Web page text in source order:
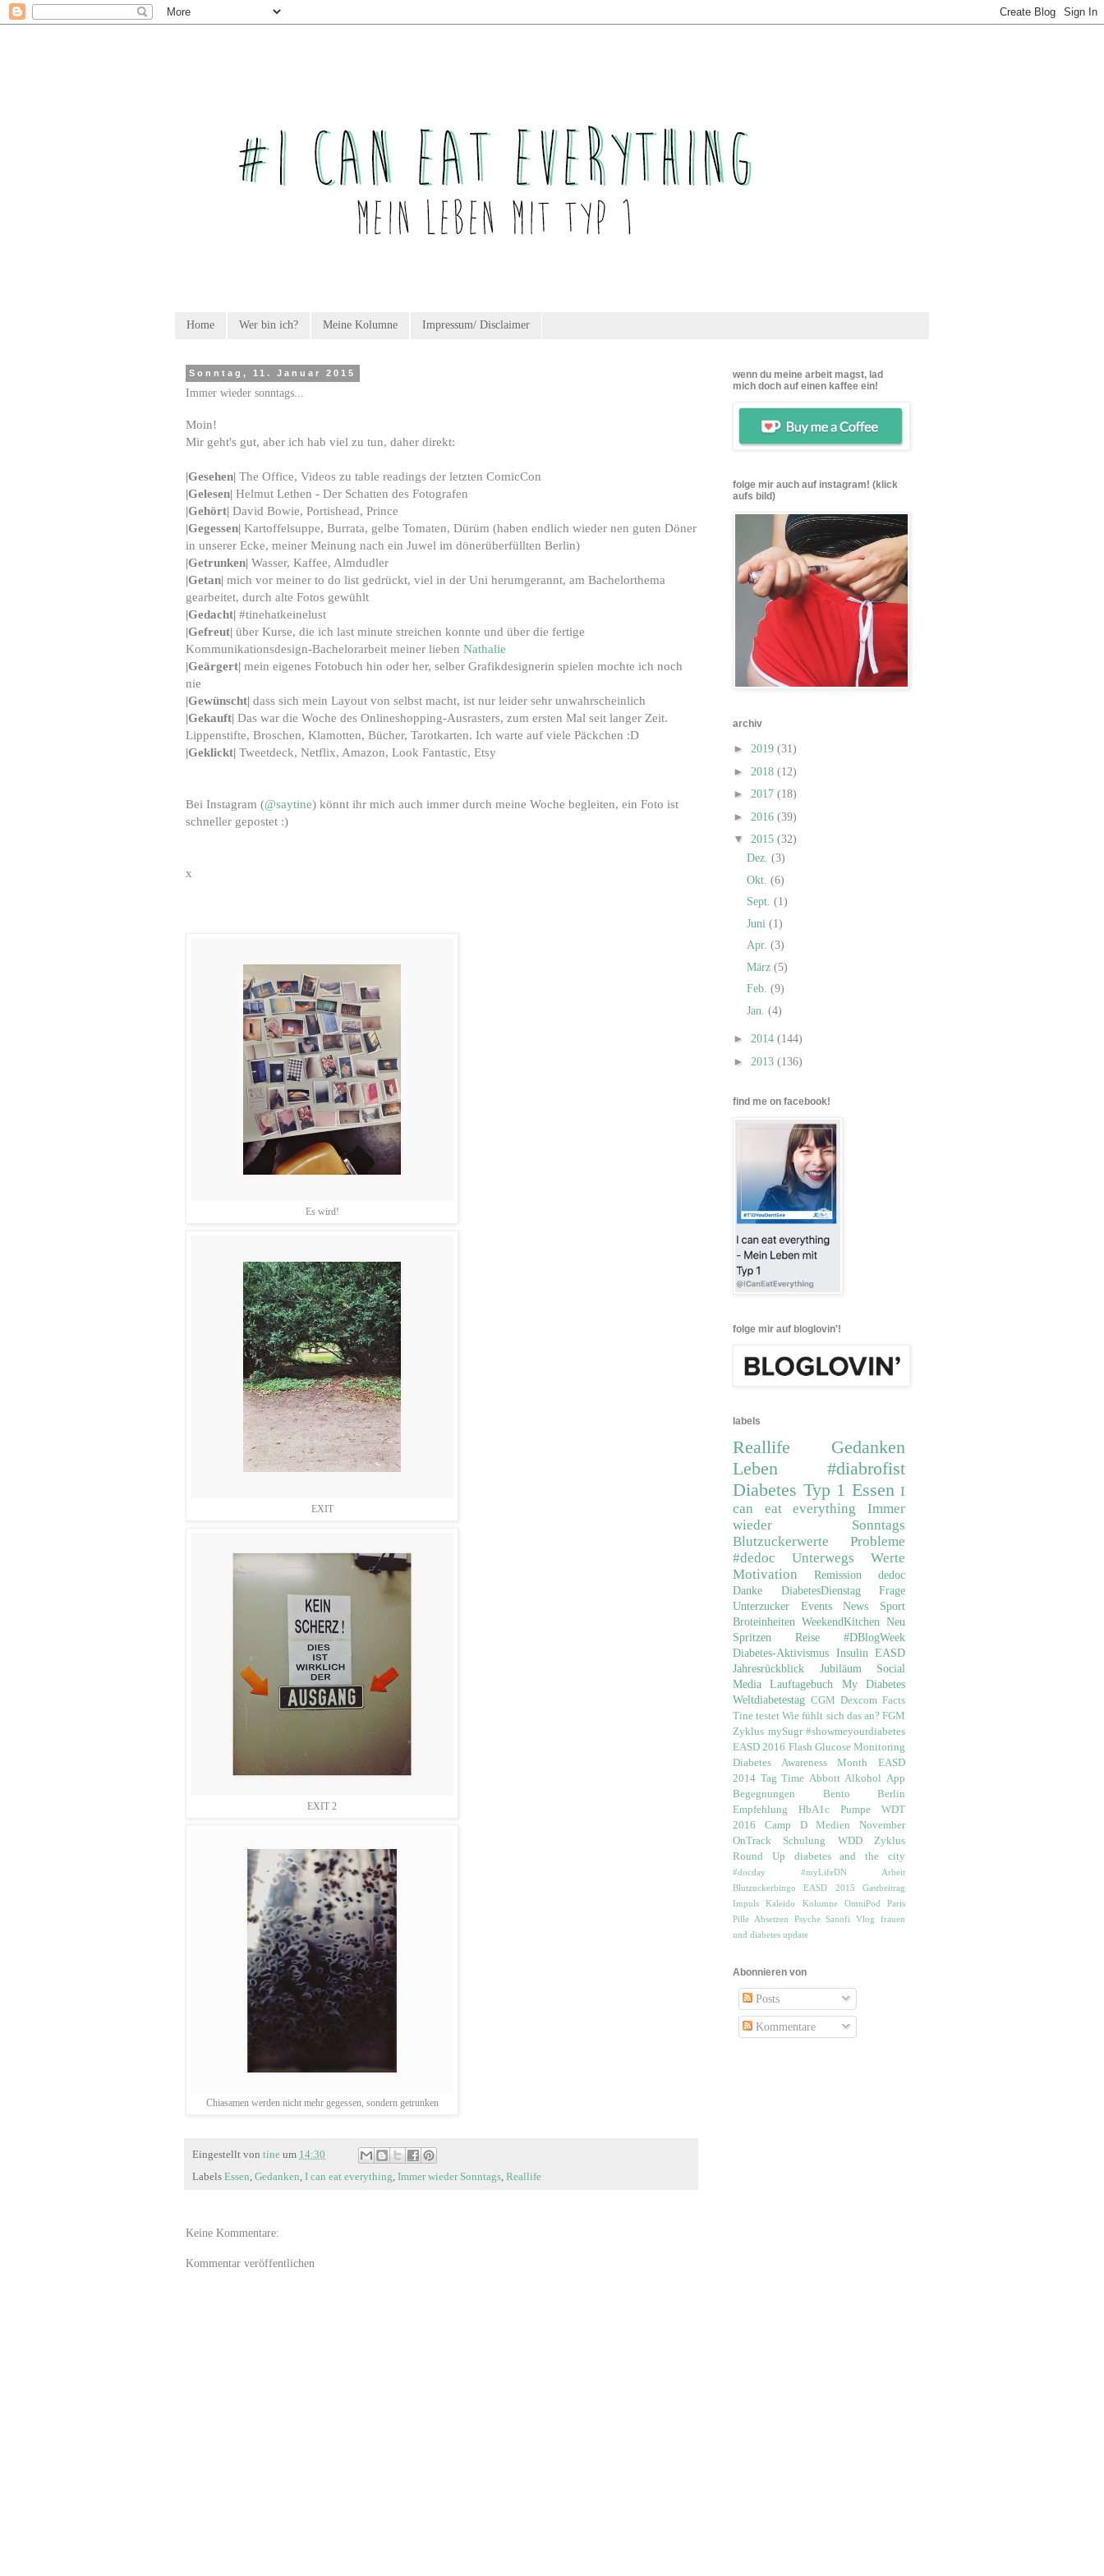
Home Wer bin ich? Meine Kolumne Impressum/ Disclaimer
Sonntag, 11. Januar 2015
Immer wieder sonntags...
Moin!
Mir geht's gut, aber ich hab viel zu tun, daher direkt:
|Gesehen| The Office, Videos zu table readings der letzten ComicCon
|Gelesen| Helmut Lethen - Der Schatten des Fotografen
|Gehört| David Bowie, Portishead, Prince
|Gegessen| Kartoffelsuppe, Burrata, gelbe Tomaten, Dürüm (haben endlich wieder nen guten Döner
in unserer Ecke, meiner Meinung nach ein Juwel im dönerüberfüllten Berlin)
|Getrunken| Wasser, Kaffee, Almdudler
|Getan| mich vor meiner to do list gedrückt, viel in der Uni herumgerannt, am Bachelorthema
gearbeitet, durch alte Fotos gewühlt
|Gedacht| #tinehatkeinelust
|Gefreut| über Kurse, die ich last minute streichen konnte und über die fertige
Kommunikationsdesign-Bachelorarbeit meiner lieben Nathalie
|Geärgert| mein eigenes Fotobuch hin oder her, selber Grafikdesignerin spielen mochte ich noch
nie
|Gewünscht| dass sich mein Layout von selbst macht, ist nur leider sehr unwahrscheinlich
|Gekauft| Das war die Woche des Onlineshopping-Ausrasters, zum ersten Mal seit langer Zeit.
Lippenstifte, Broschen, Klamotten, Bücher, Tarotkarten. Ich warte auf viele Päckchen :D
|Geklickt| Tweetdeck, Netflix, Amazon, Look Fantastic, Etsy
Bei Instagram (@saytine) könnt ihr mich auch immer durch meine Woche begleiten, ein Foto ist
schneller gepostet :)
x
Es wird!
EXIT
EXIT 2
Chiasamen werden nicht mehr gegessen, sondern getrunken
Eingestellt von tine um 14:30
Labels Essen, Gedanken, I can eat everything, Immer wieder Sonntags, Reallife
Keine Kommentare:
Kommentar veröffentlichen
wenn du meine arbeit magst, lad
mich doch auf einen kaffee ein!
folge mir auch auf instagram! (klick
aufs bild)
archiv
► 2019 (31)
► 2018 (12)
► 2017 (18)
► 2016 (39)
▼ 2015 (32)
Dez. (3)
Okt. (6)
Sept. (1)
Juni (1)
Apr. (3)
März (5)
Feb. (9)
Jan. (4)
► 2014 (144)
► 2013 (136)
find me on facebook!
folge mir auf bloglovin'!
labels
Reallife
Gedanken
Leben
#diabrofist
Diabetes Typ 1 Essen I
can eat everything
Immer
wieder Sonntags
Blutzuckerwerte
Probleme
#dedoc
Unterwegs
Werte
Motivation
Remission
dedoc
Danke
DiabetesDienstag
Frage
Unterzucker
Events News
Sport
Broteinheiten WeekendKitchen Neu
Spritzen
Reise
#DBlogWeek
Diabetes-Aktivismus Insulin EASD
Jahresrückblick
Jubiläum
Social
Media
Lauftagebuch
My Diabetes
Weltdiabetestag CGM Dexcom Facts
Tine testet Wie fühlt sich das an? FGM
Zyklus mySugr #showmeyourdiabetes
EASD 2016 Flash Glucose Monitoring
Diabetes Awareness Month
EASD
2014 Tag Time Abbott Alkohol App
Begegnungen
Bento
Berlin
Empfehlung
HbA1c Pumpe
WDT
2016
Camp D Medien
November
OnTrack
Schulung WDD
Zyklus
Round Up
diabetes and the city
#docday #myLifeDN
Arbeit
Blutzuckerbingo
EASD 2015
Gastbeitrag
Impuls
Kaleido Kolumne OmniPod
Paris
Pille Absetzen
Psyche Sanofi Vlog
frauen
und diabetes update
Abonnieren von
Posts
Kommentare